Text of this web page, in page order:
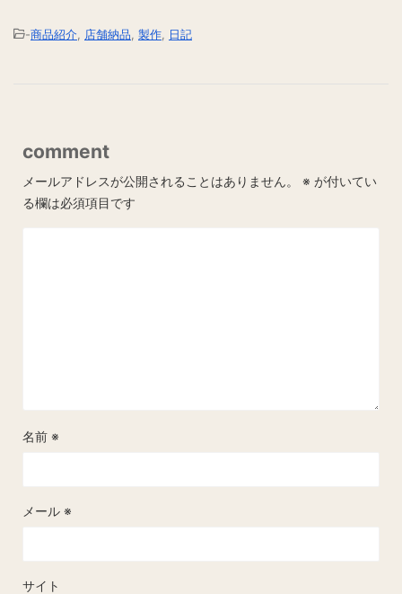
-商品紹介 店舗納品 製作 日記
comment
メールアドレスが公開されることはありません。 ※ が付いてい
る欄は必須項目です
名前 ※
メール ※
サイト